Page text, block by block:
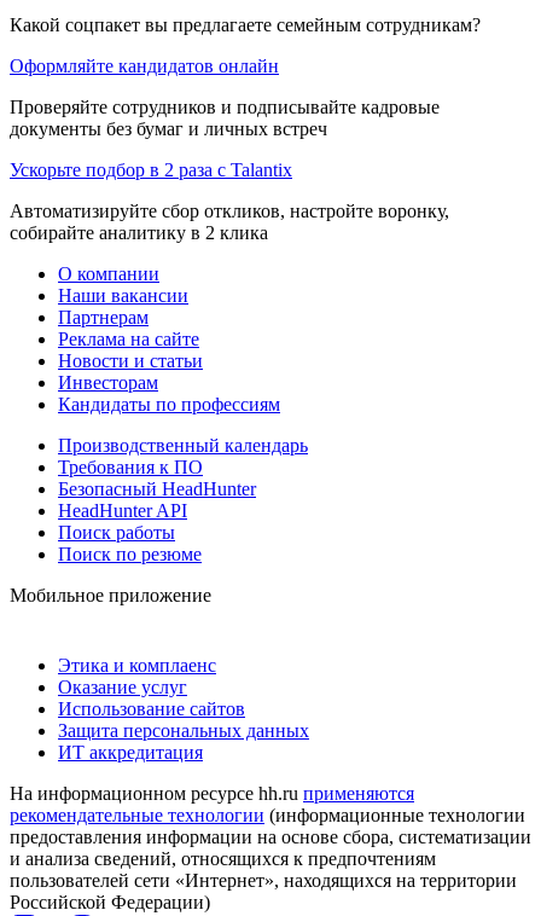
Какой соцпакет вы предлагаете семейным сотрудникам?
Оформляйте кандидатов онлайн
Проверяйте сотрудников и подписывайте кадровые
документы без бумаг и личных встреч
Ускорьте подбор в 2 раза с Talantix
Автоматизируйте сбор откликов, настройте воронку,
собирайте аналитику в 2 клика
О компании
Наши вакансии
Партнерам
Реклама на сайте
Новости и статьи
Инвесторам
Кандидаты по профессиям
Производственный календарь
Требования к ПО
Безопасный HeadHunter
HeadHunter API
Поиск работы
Поиск по резюме
Мобильное приложение
Этика и комплаенс
Оказание услуг
Использование сайтов
Защита персональных данных
ИТ аккредитация
На информационном ресурсе hh.ru применяются
рекомендательные технологии (информационные технологии
предоставления информации на основе сбора, систематизации
и анализа сведений, относящихся к предпочтениям
пользователей сети «Интернет», находящихся на территории
Российской Федерации)